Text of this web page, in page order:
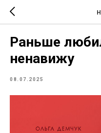
Раньше
ненавижу
08.07.2025